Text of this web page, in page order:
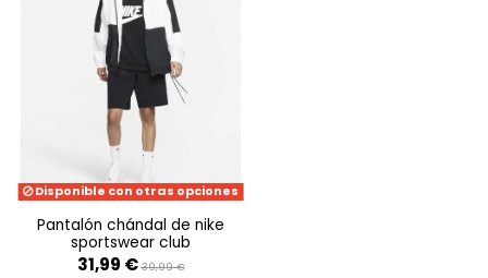
Disponible con otras opciones
pantalón chándal de nike
sportswear club
31,99 € 39,99 €